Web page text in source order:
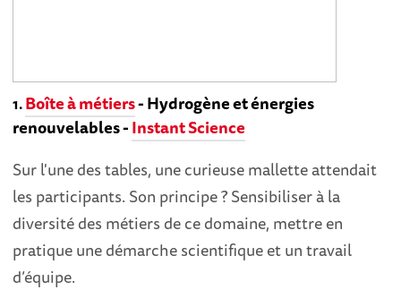
1.Boîteàmétiers- Hydrogène et énergies
renouvelables -Instant Science
Sur l'une des tables, une curieuse mallette attendait
les participants. Son principe ? Sensibiliser à la
diversité des métiers de ce domaine, mettre en
pratique une démarche scientifique et un travail
d’équipe.